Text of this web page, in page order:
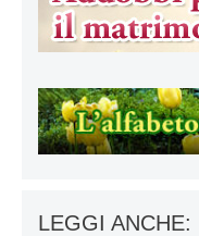
LEGGI ANCHE: